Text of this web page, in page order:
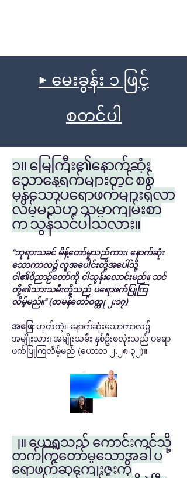
▶ မေးခွန်း ၁ ဖြင့်
စတင်ပါ
၁။ မြေကြီး၏နောက်ဆုံး
သောနေ့ရက်များတွင် စစ်
မှန်သောပရောဖက်များရှိလာ
လိမ့်မည်ဟု သမ္မာကျမ်းစာ
က သွန်သင်ပါသလား။
“ဘုရားသခင် မိန့်တော်မူသည်ကား၊ နောက်ဆုံး
သောကာလ၌ လူအပေါင်းတို့အပေါ်သို့
ငါ၏ဝိညာဉ်တော်ကို ငါသွန်းလောင်းမည်။ သင်
တို့၏သားသမီးတို့သည် ပရောဖက်ပြုကြ
လိမ့်မည်။” (တမန်တော်ဝတ္ထု ၂:၁၇)
အဖြေ:ဟုတ်ကဲ့။ နောက်ဆုံးသောကာလ၌
အမျိုးသား၊ အမျိုးသမီး နှစ်ဦးစလုံးသည် ပရော
ဖက်ပြုကြလိမ့်မည် (ယောလ ၂:၂၈-၃၂)။
၂။ ယေရှုသည် ကောင်းကင်သို့
တက်ကြွတော်မူသောအခါ ပ
ရောဖက်ဆုကျေးဇူးကို